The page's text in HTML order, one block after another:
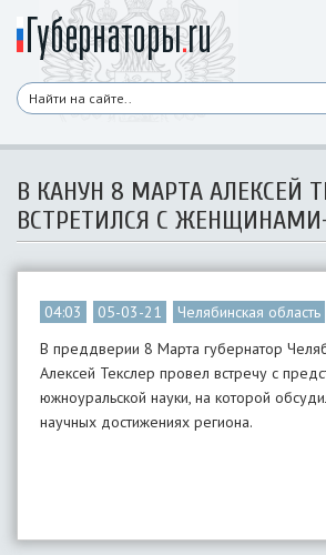
В КАНУН 8 МАРТА АЛЕКСЕЙ
ВСТРЕТИЛСЯ С
04:03 05-03-21
Челябинская область
В преддверии 8 Марта губернатор
Алексей Текслер провел встречу с
южноуральской науки, на которой
научных достижениях региона.